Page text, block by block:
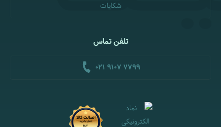
شکایات
تلفن تماس
021 9107 7799